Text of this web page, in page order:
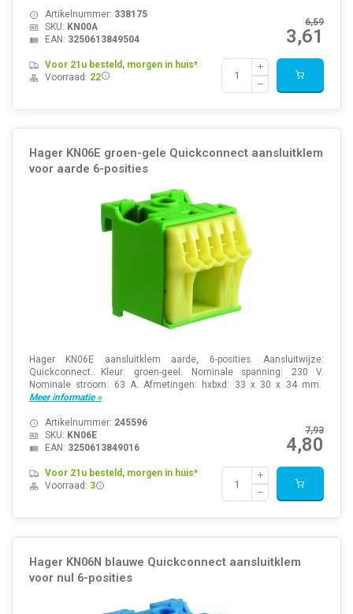
6,59
3,61
Artikelnummer: 338175
SKU: KN00A
EAN: 3250613849504
Voor 21u besteld, morgen in huis*
Voorraad: 22
Hager KN06E groen-gele Quickconnect aansluitklem
voor aarde 6-posities
Hager KN06E aansluitklem aarde, 6-posities. Aansluitwijze:
Quickconnect. Kleur: groen-geel. Nominale spanning: 230 V.
Nominale stroom: 63 A. Afmetingen: hxbxd: 33 x 30 x 34 mm.
Meer informatie »
7,93
4,80
Artikelnummer: 245596
SKU: KN06E
EAN: 3250613849016
Voor 21u besteld, morgen in huis*
Voorraad: 3
Hager KN06N blauwe Quickconnect aansluitklem
voor nul 6-posities